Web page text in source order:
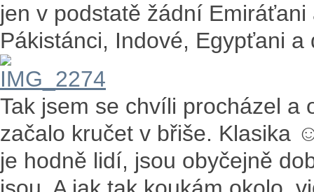
jen v podstatě žádní
Pákistánci, Indové, Egypťani a
Tak jsem se chvíli procházel a
začalo kručet v břiše. Klasika
je hodně lidí, jsou obyčejně